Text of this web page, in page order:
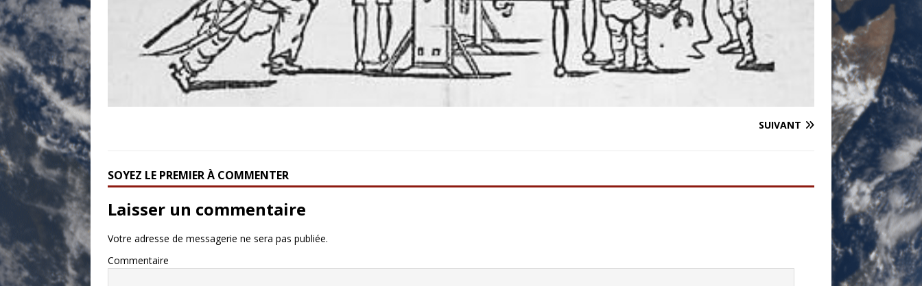
SUIVANT
SOYEZ LE PREMIER À COMMENTER
Laisser un commentaire
Votre adresse de messagerie ne sera pas publiée.
Commentaire